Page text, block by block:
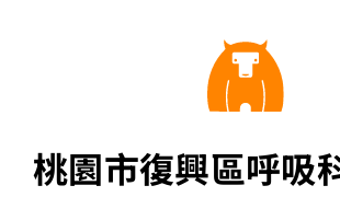
桃園市復興區呼吸